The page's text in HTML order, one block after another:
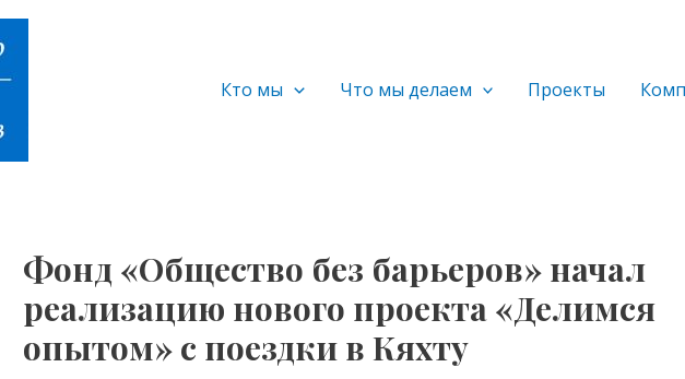
Кто мы Что мы делаем Проекты
Фонд «Общество без барьеров» начал
реализацию нового проекта «Делимся
опытом» с поездки в Кяхту
Навигация